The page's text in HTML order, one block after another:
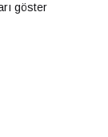
göster